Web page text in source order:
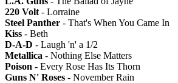
220 Volt - Lorraine
Steel Panther - That's When You Came In
Kiss - Beth
D-A-D - Laugh 'n' a 1/2
Metallica - Nothing Else Matters
Poison - Every Rose Has Its Thorn
Guns N' Roses - November Rain